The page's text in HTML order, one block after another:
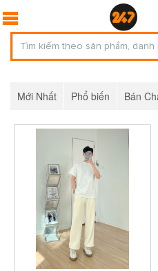
Mới Nhất Phổ biến Bán